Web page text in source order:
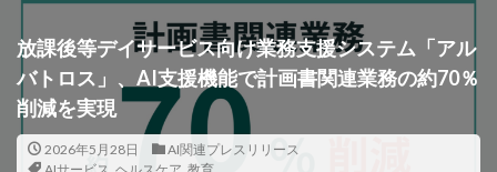
放課後等デイサービス向け業務支援システム「アル
バトロス」、AI支援機能で計画書関連業務の約70％
削減を実現
2026年5月28日
AI関連プレスリリース